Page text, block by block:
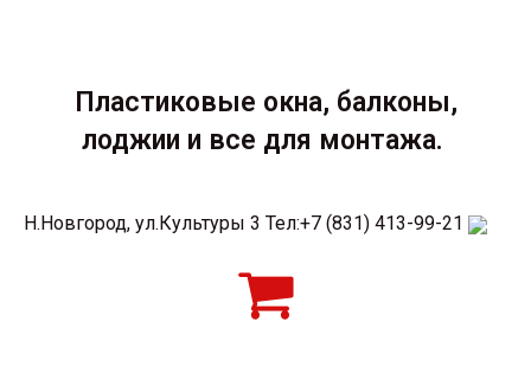
Пластиковые окна, балконы,
лоджии и все для монтажа.
Н.Новгород, ул.Культуры 3 Тел:+7 (831) 413-99-21